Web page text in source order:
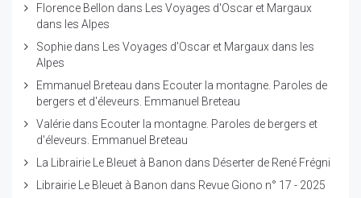
Florence Bellon dans
Les Voyages d'Oscar et Margaux
dans les Alpes
Sophie dans
Les Voyages d'Oscar et Margaux dans les
Alpes
Emmanuel Breteau dans Ecouter la montagne. Paroles de
bergers et d'éleveurs. Emmanuel Breteau
Valérie dans Ecouter la montagne. Paroles de bergers et
d'éleveurs. Emmanuel Breteau
La Librairie Le Bleuet à Banon dans Déserter de René Frégni
Librairie Le Bleuet à Banon dans Revue Giono n° 17 - 2025